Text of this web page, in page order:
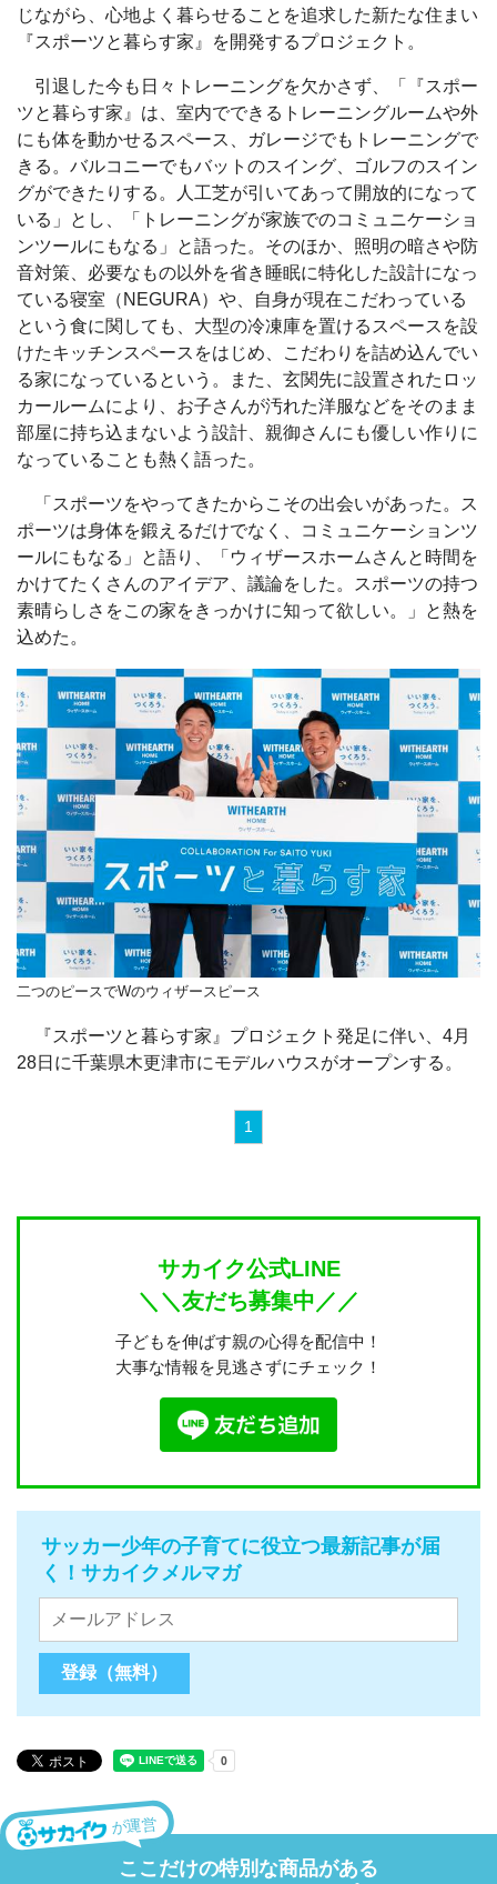
じながら、心地よく暮らせることを追求した新たな住まい
『スポーツと暮らす家』を開発するプロジェクト。
引退した今も日々トレーニングを欠かさず、「『スポー
ツと暮らす家』は、室内でできるトレーニングルームや外
にも体を動かせるスペース、ガレージでもトレーニングで
きる。バルコニーでもバットのスイング、ゴルフのスイン
グができたりする。人工芝が引いてあって開放的になって
いる」とし、「トレーニングが家族でのコミュニケーショ
ンツールにもなる」と語った。そのほか、照明の暗さや防
音対策、必要なもの以外を省き睡眠に特化した設計になっ
ている寝室（NEGURA）や、自身が現在こだわっている
という食に関しても、大型の冷凍庫を置けるスペースを設
けたキッチンスペースをはじめ、こだわりを詰め込んでい
る家になっているという。また、玄関先に設置されたロッ
カールームにより、お子さんが汚れた洋服などをそのまま
部屋に持ち込まないよう設計、親御さんにも優しい作りに
なっていることも熱く語った。
「スポーツをやってきたからこその出会いがあった。ス
ポーツは身体を鍛えるだけでなく、コミュニケーションツ
ールにもなる」と語り、「ウィザースホームさんと時間を
かけてたくさんのアイデア、議論をした。スポーツの持つ
素晴らしさをこの家をきっかけに知って欲しい。」と熱を
込めた。
二つのピースでWのウィザースピース
『スポーツと暮らす家』プロジェクト発足に伴い、4月
28日に千葉県木更津市にモデルハウスがオープンする。
1
サカイク公式LINE
＼＼友だち募集中／／
子どもを伸ばす親の心得を配信中！
大事な情報を見逃さずにチェック！
サッカー少年の子育てに役立つ最新記事が届
く！サカイクメルマガ
が運営
ここだけの特別な商品がある